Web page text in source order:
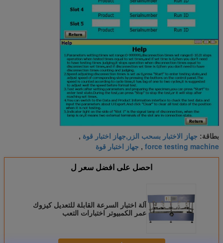
بطاقة: جهاز الاختبار بسحب الزر,جهاز اختبار قوة ,
force testing machine
, جهاز اختبار قوة
احصل على افضل سعر ل
آلة اختبار السرعة القابلة للتعديل كيزوك
عمر الكمبيوتر اختبارات التعب